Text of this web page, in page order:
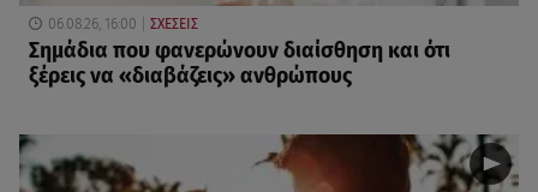
06.08.26, 16:00 ΣΧΕΣΕΙΣ
Σημάδια που φανερώνουν διαίσθηση και ότι
ξέρεις να «διαβάζεις» ανθρώπους